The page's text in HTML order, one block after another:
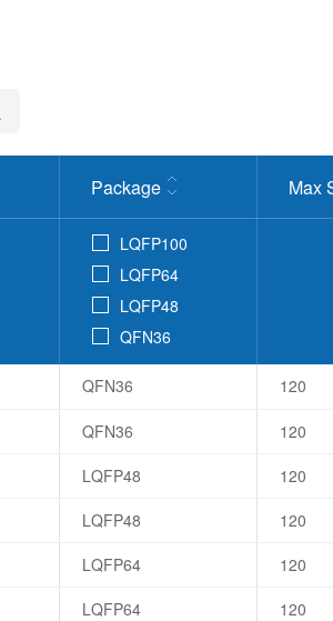
Package
LQFP100
LQFP64
LQFP48
QFN36
Max
QFN36 120
QFN36 120
LQFP48 120
LQFP48 120
LQFP64 120
LQFP64 120